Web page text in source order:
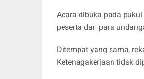
Acara dibuka pada
peserta dan para
Ditempat yang sama,
Ketenagakerjaan tidak